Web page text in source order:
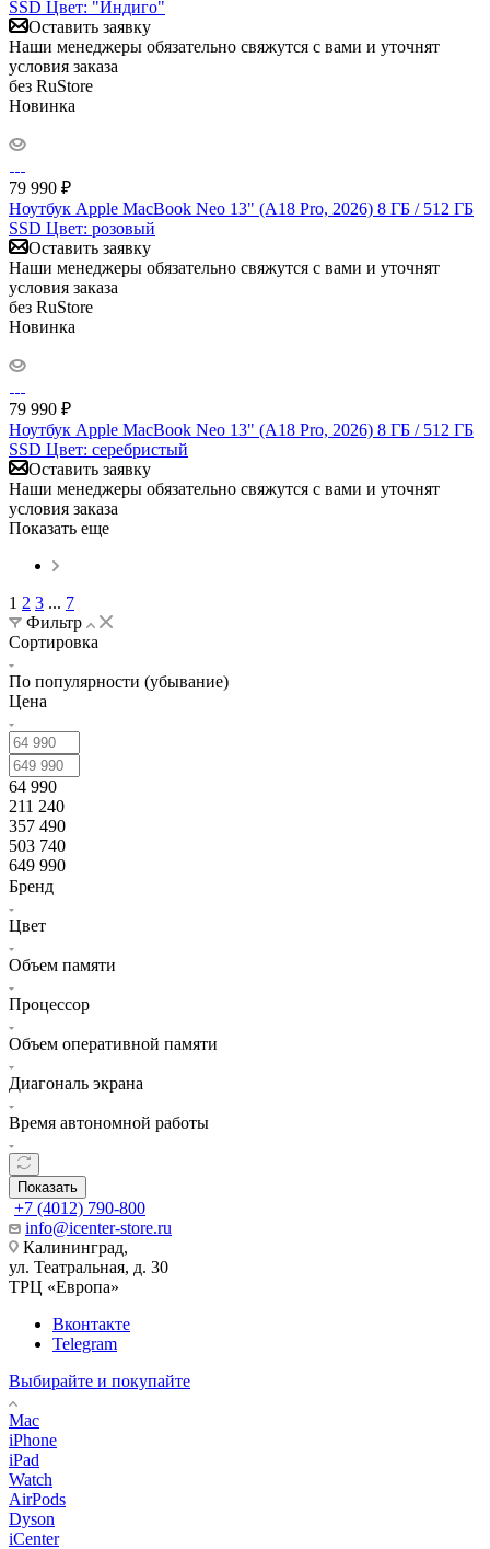
SSD Цвет: "Индиго"
Оставить заявку
Наши менеджеры обязательно свяжутся с вами и уточнят
условия заказа
без RuStore
Новинка
79 990 ₽
Ноутбук Apple MacBook Neo 13" (A18 Pro, 2026) 8 ГБ / 512 ГБ
SSD Цвет: розовый
Оставить заявку
Наши менеджеры обязательно свяжутся с вами и уточнят
условия заказа
без RuStore
Новинка
79 990 ₽
Ноутбук Apple MacBook Neo 13" (A18 Pro, 2026) 8 ГБ / 512 ГБ
SSD Цвет: серебристый
Оставить заявку
Наши менеджеры обязательно свяжутся с вами и уточнят
условия заказа
Показать еще
1 2 3 ... 7
Фильтр
Сортировка
По популярности (убывание)
Цена
64 990
211 240
357 490
503 740
649 990
Бренд
Цвет
Объем памяти
Процессор
Объем оперативной памяти
Диагональ экрана
Время автономной работы
Показать
+7 (4012) 790-800
info@icenter-store.ru
Калининград,
ул. Театральная, д. 30
ТРЦ «Европа»
Вконтакте
Telegram
Выбирайте и покупайте
Mac
iPhone
iPad
Watch
AirPods
Dyson
iCenter